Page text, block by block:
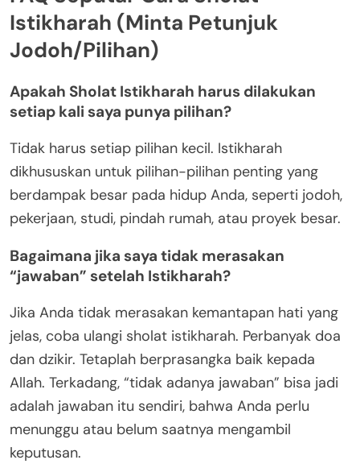
Istikharah (Minta Petunjuk
Jodoh/Pilihan)
Apakah Sholat Istikharah harus dilakukan
setiap kali saya punya pilihan?
Tidak harus setiap pilihan kecil. Istikharah
dikhususkan untuk pilihan-pilihan penting yang
berdampak besar pada hidup Anda, seperti jodoh,
pekerjaan, studi, pindah rumah, atau proyek besar.
Bagaimana jika saya tidak merasakan
“jawaban” setelah Istikharah?
Jika Anda tidak merasakan kemantapan hati yang
jelas, coba ulangi sholat istikharah. Perbanyak doa
dan dzikir. Tetaplah berprasangka baik kepada
Allah. Terkadang, “tidak adanya jawaban” bisa jadi
adalah jawaban itu sendiri, bahwa Anda perlu
menunggu atau belum saatnya mengambil
keputusan.